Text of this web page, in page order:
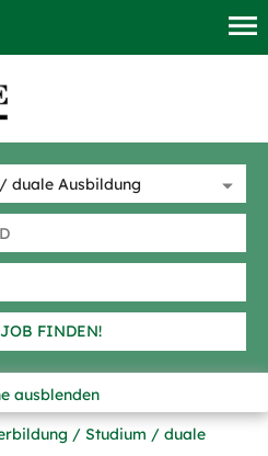
FINDEN!
ausblenden
/ Studium / duale